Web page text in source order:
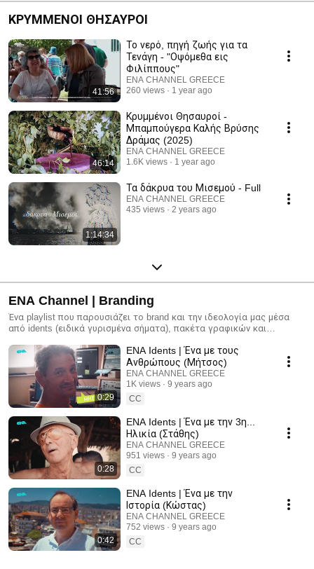
ΚΡΥΜΜΕΝΟΙ ΘΗΣΑΥΡΟΙ
41:56
Το νερό, πηγή ζωής για τα
Τενάγη - "Οψόμεθα εις
Φιλίππους"
ENA CHANNEL GREECE
260 views
1 year ago
46:14
Κρυμμένοι Θησαυροί -
Μπαμπούγερα Καλής Βρύσης
Δράμας (2025)
ENA CHANNEL GREECE
1.6K views
1 year ago
1:14:34
Τα δάκρυα του Μισεμού - Full
ENA CHANNEL GREECE
435 views
2 years ago
ENA Channel | Branding
Ένα playlist που παρουσιάζει το brand και την ιδεολογία μας μέσα
από idents (ειδικά γυρισμένα σήματα), πακέτα γραφικών και
0:29
ENA Idents | Ένα με τους
Ανθρώπους (Μήτσος)
ENA CHANNEL GREECE
1K views
9 years ago
CC
0:28
ENA Idents | Ένα με την 3η...
Ηλικία (Στάθης)
ENA CHANNEL GREECE
951 views
9 years ago
CC
0:42
ENA Idents | Ένα με την
Ιστορία (Κώστας)
ENA CHANNEL GREECE
752 views
9 years ago
CC